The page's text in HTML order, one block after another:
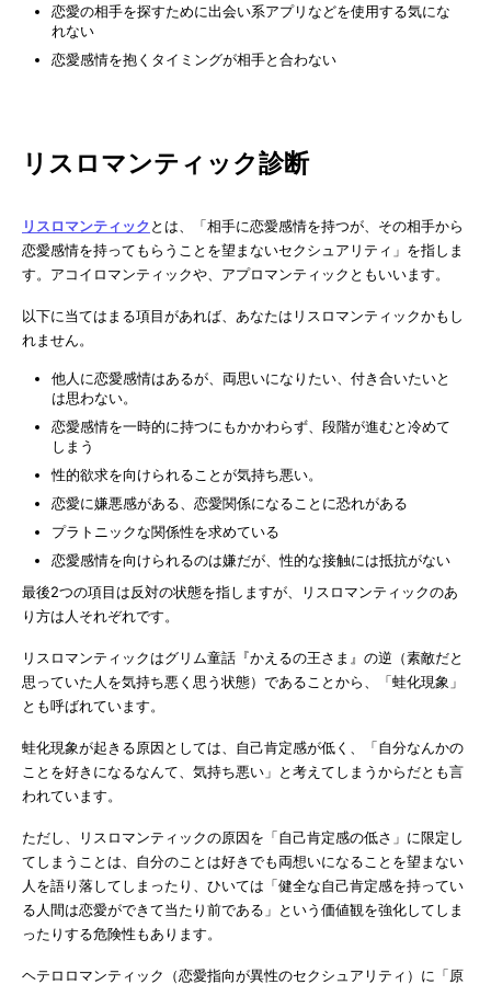
恋愛の相手を探すために出会い系アプリなどを使用する気にな
れない
恋愛感情を抱くタイミングが相手と合わない
リスロマンティック診断
リスロマンティック とは、「相手に恋愛感情を持つが、その相手から
恋愛感情を持ってもらうことを望まないセクシュアリティ」を指しま
す。アコイロマンティックや、アプロマンティックともいいます。
以下に当てはまる項目があれば、あなたはリスロマンティックかもし
れません。
他人に恋愛感情はあるが、両思いになりたい、付き合いたいと
は思わない。
恋愛感情を一時的に持つにもかかわらず、段階が進むと冷めて
しまう
性的欲求を向けられることが気持ち悪い。
恋愛に嫌悪感がある、恋愛関係になることに恐れがある
プラトニックな関係性を求めている
恋愛感情を向けられるのは嫌だが、性的な接触には抵抗がない
最後2つの項目は反対の状態を指しますが、リスロマンティックのあ
り方は人それぞれです。
リスロマンティックはグリム童話『かえるの王さま』の逆（素敵だと
思っていた人を気持ち悪く思う状態）であることから、「蛙化現象」
とも呼ばれています。
蛙化現象が起きる原因としては、自己肯定感が低く、「自分なんかの
ことを好きになるなんて、気持ち悪い」と考えてしまうからだとも言
われています。
ただし、リスロマンティックの原因を「自己肯定感の低さ」に限定し
てしまうことは、自分のことは好きでも両想いになることを望まない
人を語り落してしまったり、ひいては「健全な自己肯定感を持ってい
る人間は恋愛ができて当たり前である」という価値観を強化してしま
ったりする危険性もあります。
ヘテロロマンティック（恋愛指向が異性のセクシュアリティ）に「原